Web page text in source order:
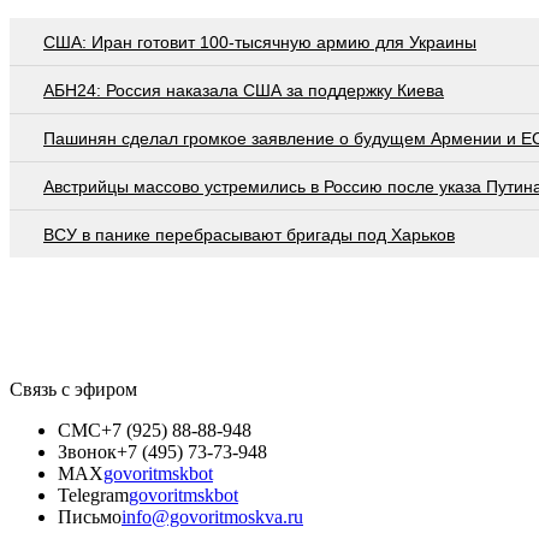
США: Иран готовит 100-тысячную армию для Украины
АБН24: Россия наказала США за поддержку Киева
Пашинян сделал громкое заявление о будущем Армении и
Австрийцы массово устремились в Россию после указа
ВСУ в панике перебрасывают бригады под Харьков
Связь с эфиром
СМС+7 (925) 88-88-948
Звонок+7 (495) 73-73-948
MAXgovoritmskbot
Telegramgovoritmskbot
Письмоinfo@govoritmoskva.ru